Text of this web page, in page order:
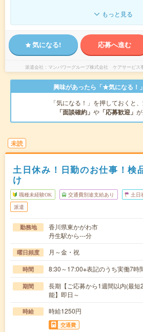
もっと見る
気になる! 応募へ進む
派遣会社 マンパワーグループ株式会社 ケアサービス
興味があったら「★気になる！
「気になる！」を押しておくと
「面談確約」 や 「応募歓迎」
未読
土日休み！日勤のお仕事！検
け
職種未経験OK 交通費別途支給あり 土日
派遣
勤務地
香川県東かがわ市
丹生駅から---分
曜日頻度 月～金・祝
時間 8:30～17:00※表記のうち実働7時
期間
長期【ご応募から1週間以内(最
能】即日～
時給 時給1250円
交通費